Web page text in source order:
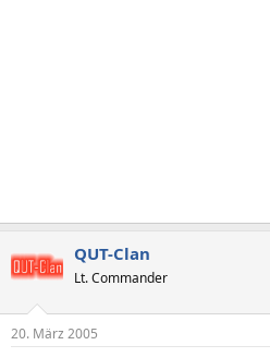
QUT-Clan
Lt. Commander
20. März 2005